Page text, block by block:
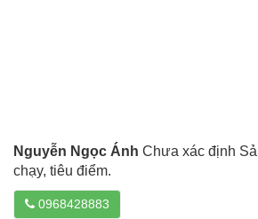
Nguyễn Ngọc Ánh Chưa xác định
chạy, tiêu điểm.
0968428883